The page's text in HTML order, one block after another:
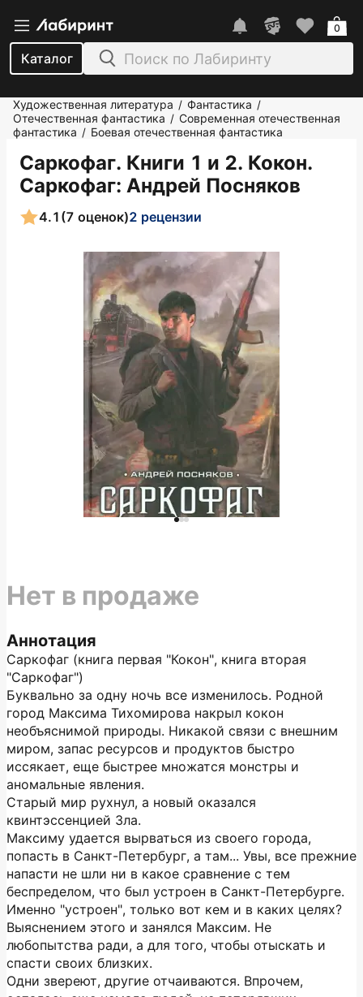
Каталог
0
Художественная литература / Фантастика /
Отечественная фантастика / Современная отечественная
фантастика / Боевая отечественная фантастика
Саркофаг. Книги 1 и 2. Кокон.
Саркофаг: Андрей Посняков
4.1 (7 оценок)2 рецензии
Аннотация
Саркофаг (книга первая "Кокон", книга вторая
"Саркофаг")
Буквально за одну ночь все изменилось. Родной
город Максима Тихомирова накрыл кокон
необъяснимой природы. Никакой связи с внешним
миром, запас ресурсов и продуктов быстро
иссякает, еще быстрее множатся монстры и
аномальные явления.
Старый мир рухнул, а новый оказался
квинтэссенцией Зла.
Максиму удается вырваться из своего города,
попасть в Санкт-Петербург, а там... Увы, все прежние
напасти не шли ни в какое сравнение с тем
беспределом, что был устроен в Санкт-Петербурге.
Именно "устроен", только вот кем и в каких целях?
Выяснением этого и занялся Максим. Не
любопытства ради, а для того, чтобы отыскать и
спасти своих близких.
Одни звереют, другие отчаиваются. Впрочем,
Нет в продаже